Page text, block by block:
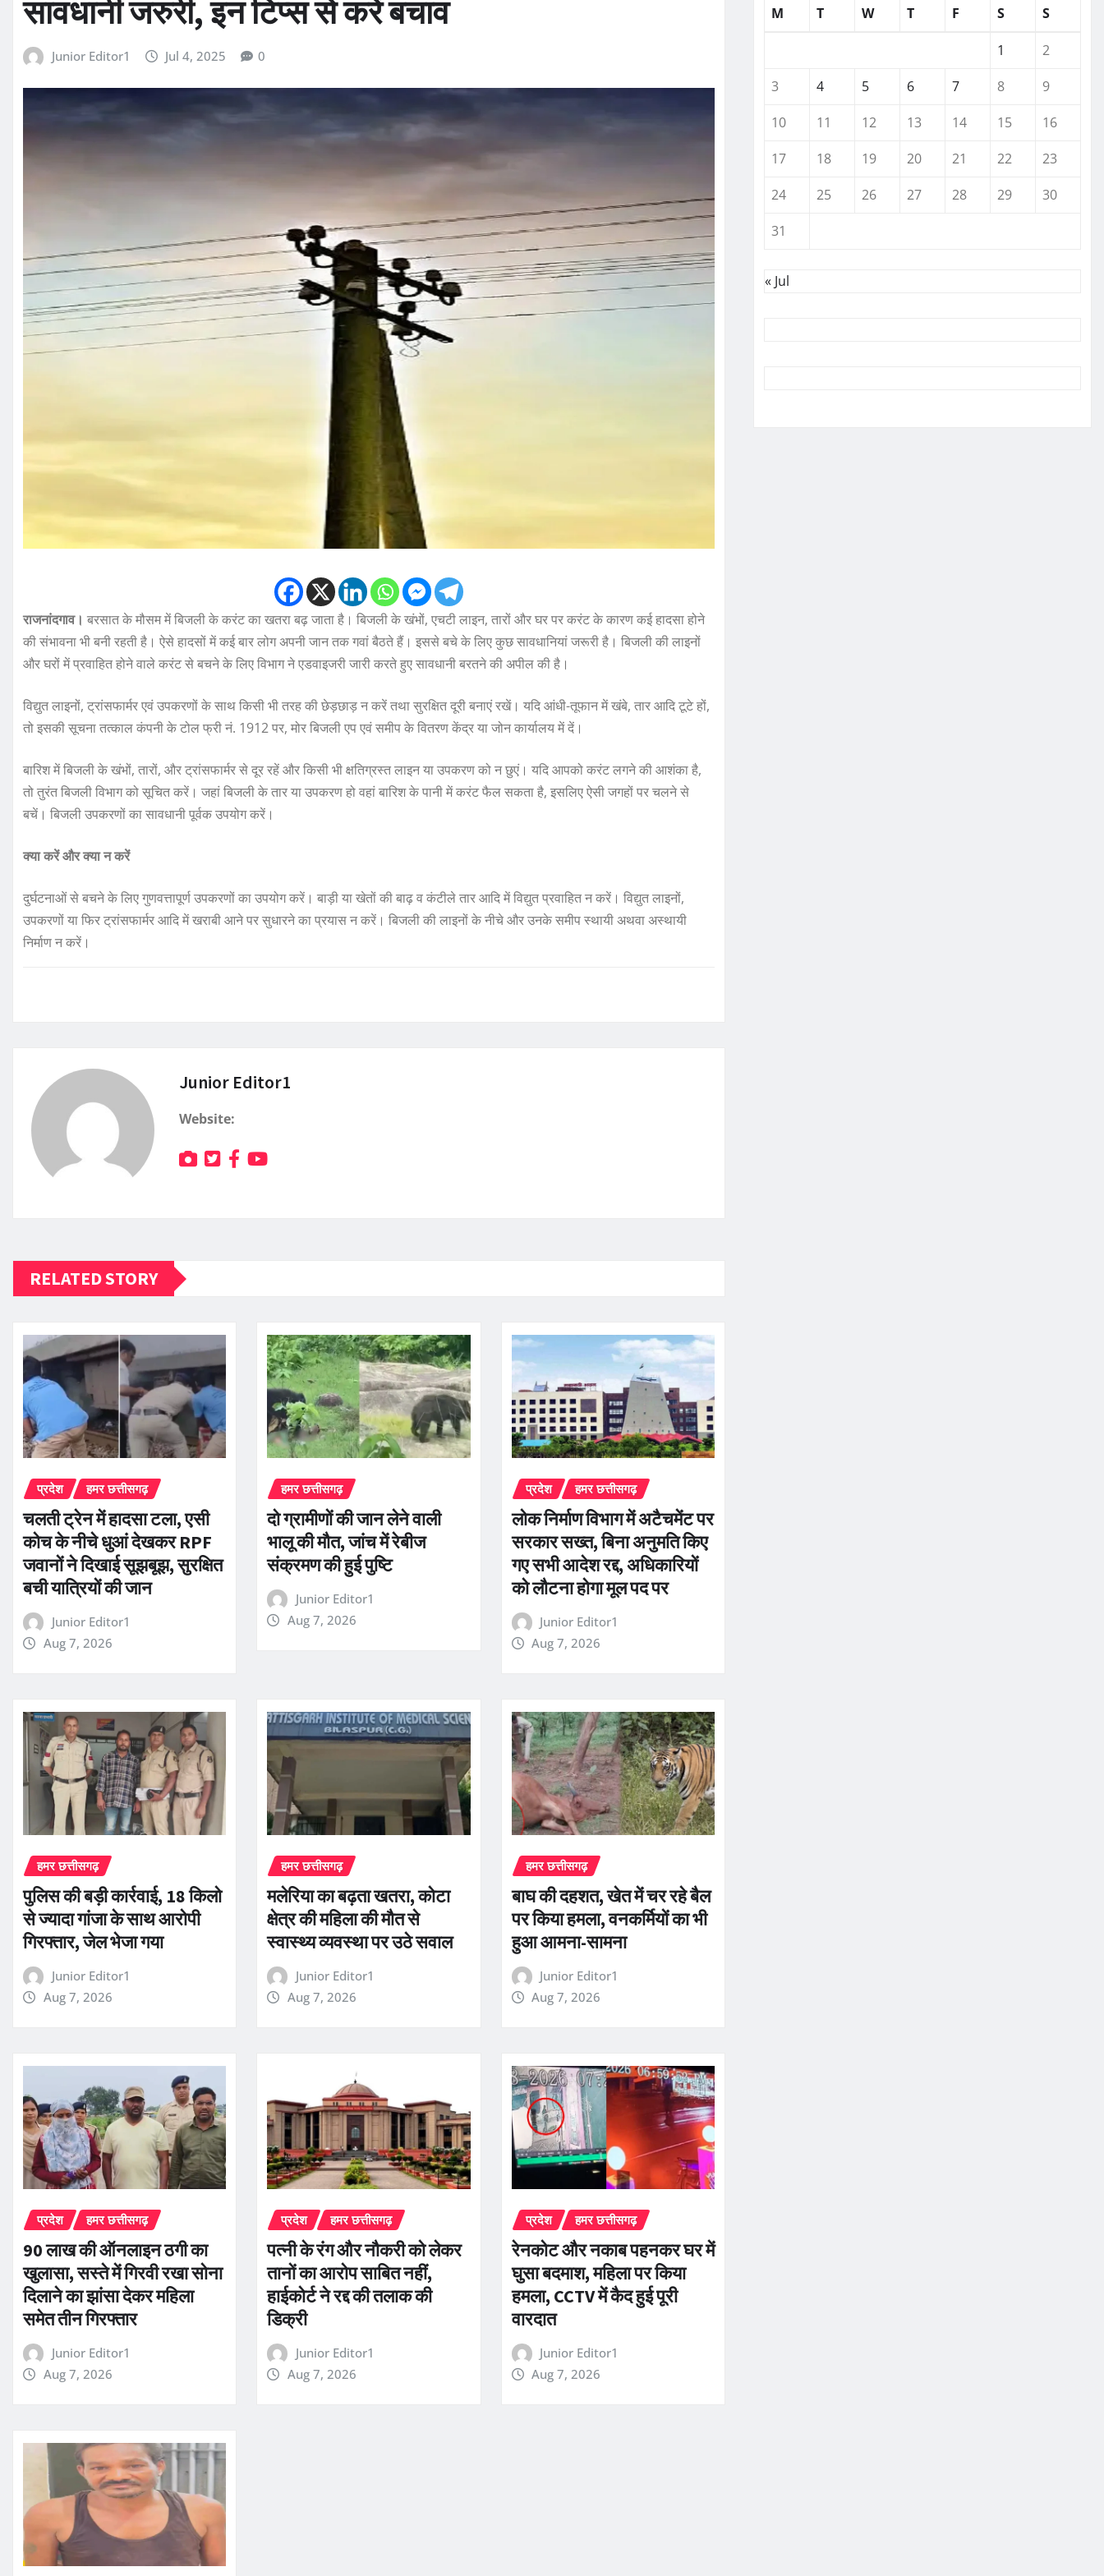
सावधानी जरुरी, इन टिप्स से करें बचाव
Junior Editor1 Jul 4, 2025 0
राजनांदगाव। बरसात के मौसम में बिजली के करंट का खतरा बढ़ जाता है। बिजली के खंभों, एचटी लाइन, तारों और घर पर करंट के कारण कई हादसा होने
की संभावना भी बनी रहती है। ऐसे हादसों में कई बार लोग अपनी जान तक गवां बैठते हैं। इससे बचे के लिए कुछ सावधानियां जरूरी है। बिजली की लाइनों
और घरों में प्रवाहित होने वाले करंट से बचने के लिए विभाग ने एडवाइजरी जारी करते हुए सावधानी बरतने की अपील की है।
विद्युत लाइनों, ट्रांसफार्मर एवं उपकरणों के साथ किसी भी तरह की छेड़छाड़ न करें तथा सुरक्षित दूरी बनाएं रखें। यदि आंधी-तूफान में खंबे, तार आदि टूटे हों,
तो इसकी सूचना तत्काल कंपनी के टोल फ्री नं. 1912 पर, मोर बिजली एप एवं समीप के वितरण केंद्र या जोन कार्यालय में दें।
बारिश में बिजली के खंभों, तारों, और ट्रांसफार्मर से दूर रहें और किसी भी क्षतिग्रस्त लाइन या उपकरण को न छुएं। यदि आपको करंट लगने की आशंका है,
तो तुरंत बिजली विभाग को सूचित करें। जहां बिजली के तार या उपकरण हो वहां बारिश के पानी में करंट फैल सकता है, इसलिए ऐसी जगहों पर चलने से
बचें। बिजली उपकरणों का सावधानी पूर्वक उपयोग करें।
क्या करें और क्या न करें
दुर्घटनाओं से बचने के लिए गुणवत्तापूर्ण उपकरणों का उपयोग करें। बाड़ी या खेतों की बाढ़ व कंटीले तार आदि में विद्युत प्रवाहित न करें। विद्युत लाइनों,
उपकरणों या फिर ट्रांसफार्मर आदि में खराबी आने पर सुधारने का प्रयास न करें। बिजली की लाइनों के नीचे और उनके समीप स्थायी अथवा अस्थायी
निर्माण न करें।
Junior Editor1
Website:
RELATED STORY
प्रदेश हमर छत्तीसगढ़
चलती ट्रेन में हादसा टला, एसी
कोच के नीचे धुआं देखकर RPF
जवानों ने दिखाई सूझबूझ, सुरक्षित
बची यात्रियों की जान
Junior Editor1
Aug 7, 2026
हमर छत्तीसगढ़
दो ग्रामीणों की जान लेने वाली
भालू की मौत, जांच में रेबीज
संक्रमण की हुई पुष्टि
Junior Editor1
Aug 7, 2026
प्रदेश हमर छत्तीसगढ़
लोक निर्माण विभाग में अटैचमेंट पर
सरकार सख्त, बिना अनुमति किए
गए सभी आदेश रद्द, अधिकारियों
को लौटना होगा मूल पद पर
Junior Editor1
Aug 7, 2026
हमर छत्तीसगढ़
पुलिस की बड़ी कार्रवाई, 18 किलो
से ज्यादा गांजा के साथ आरोपी
गिरफ्तार, जेल भेजा गया
Junior Editor1
Aug 7, 2026
हमर छत्तीसगढ़
मलेरिया का बढ़ता खतरा, कोटा
क्षेत्र की महिला की मौत से
स्वास्थ्य व्यवस्था पर उठे सवाल
Junior Editor1
Aug 7, 2026
हमर छत्तीसगढ़
बाघ की दहशत, खेत में चर रहे बैल
पर किया हमला, वनकर्मियों का भी
हुआ आमना-सामना
Junior Editor1
Aug 7, 2026
प्रदेश हमर छत्तीसगढ़
90 लाख की ऑनलाइन ठगी का
खुलासा, सस्ते में गिरवी रखा सोना
दिलाने का झांसा देकर महिला
समेत तीन गिरफ्तार
Junior Editor1
Aug 7, 2026
प्रदेश हमर छत्तीसगढ़
पत्नी के रंग और नौकरी को लेकर
तानों का आरोप साबित नहीं,
हाईकोर्ट ने रद्द की तलाक की
डिक्री
Junior Editor1
Aug 7, 2026
प्रदेश हमर छत्तीसगढ़
रेनकोट और नकाब पहनकर घर में
घुसा बदमाश, महिला पर किया
हमला, CCTV में कैद हुई पूरी
वारदात
Junior Editor1
Aug 7, 2026
M
T W T F S S
1
2
3
4 5 6 7 8
9
10
11 12 13 14 15
16
17
18 19 20 21 22
23
24
25 26 27 28 29
30
31
« Jul